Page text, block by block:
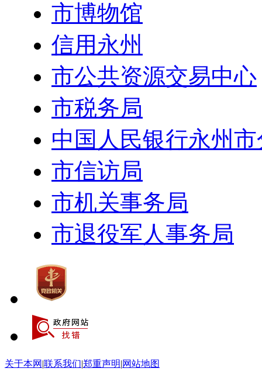
市博物馆
信用永州
市公共资源交易中心
市税务局
中国人民银行永州
市信访局
市机关事务局
市退役军人事务局
关于本网 |联系我们|郑重声明|网站地图